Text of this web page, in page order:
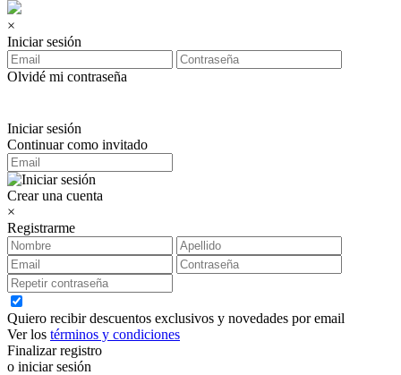
×
Iniciar sesión
Olvidé mi contraseña
Iniciar sesión
Continuar como invitado
Crear una cuenta
×
Registrarme
Quiero recibir descuentos exclusivos y novedades por email
Ver los términos y condiciones
Finalizar registro
o iniciar sesión